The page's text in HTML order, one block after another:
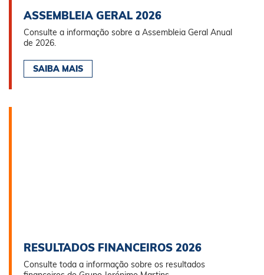
ASSEMBLEIA GERAL 2026
Consulte a informação sobre a Assembleia Geral Anual
de 2026.
SAIBA MAIS
RESULTADOS FINANCEIROS 2026
Consulte toda a informação sobre os resultados